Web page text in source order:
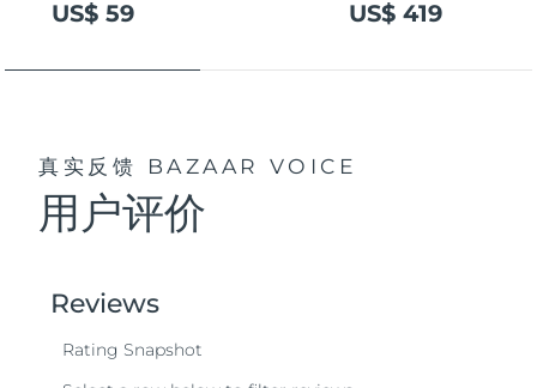
US$ 59 US$ 419
真实反馈 BAZAAR VOICE
用户评价